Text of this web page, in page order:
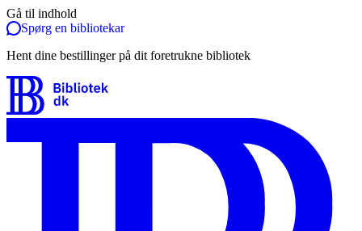
Gå til indhold
Spørg en bibliotekar
Hent dine bestillinger på dit foretrukne bibliotek